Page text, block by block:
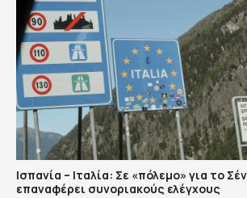
Ισπανία – Ιταλία: Σε «πόλεμο» για το
επαναφέρει συνοριακούς ελέγχους